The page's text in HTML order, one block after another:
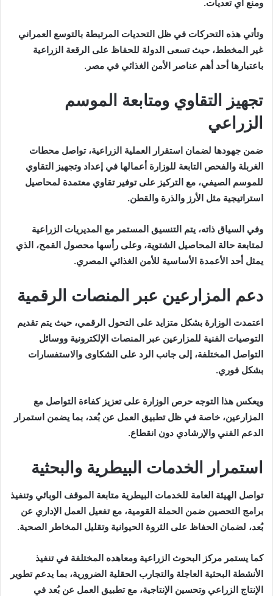
ومنع أي تعديات.
وتأتي هذه التحركات في ظل التحديات المرتبطة بالتوسع العمراني
غير المخطط، حيث تسعى الدولة للحفاظ على الرقعة الزراعية
باعتبارها أحد أهم عناصر الأمن الغذائي في مصر.
تجهيز التقاوي ومتابعة الموسم
الزراعي
ضمن جهودها لضمان استقرار العملية الزراعية، تواصل محطات
الغربلة والفحص التابعة للوزارة أعمالها في إعداد وتجهيز التقاوي
للموسم الصيفي، مع التركيز على توفير تقاوي معتمدة لمحاصيل
استراتيجية مثل الأرز والذرة والقطن.
وفي السياق ذاته، يتم التنسيق المستمر مع المديريات الزراعية
لمتابعة حالة المحاصيل الشتوية، وعلى رأسها محصول القمح، الذي
يمثل أحد الأعمدة الأساسية للأمن الغذائي المصري.
دعم المزارعين عبر المنصات الرقمية
اعتمدت الوزارة بشكل متزايد على التحول الرقمي، حيث يتم تقديم
التوصيات الفنية للمزارعين عبر المنصات الإلكترونية ووسائل
التواصل المختلفة، إلى جانب الرد على الشكاوى والاستفسارات
بشكل فوري.
ويعكس هذا التوجه حرص الوزارة على تعزيز كفاءة التواصل مع
المزارعين، خاصة في ظل تطبيق العمل عن بُعد، بما يضمن استمرار
الدعم الفني والإرشادي دون انقطاع.
استمرار الخدمات البيطرية والبحثية
تواصل الهيئة العامة للخدمات البيطرية متابعة الموقف الوبائي وتنفيذ
برامج التحصين ضمن الحملة القومية، مع تفعيل العمل الإداري عن
بُعد، لضمان الحفاظ على الثروة الحيوانية وتقليل المخاطر الصحية.
كما يستمر مركز البحوث الزراعية ومعاهده المختلفة في تنفيذ
الأنشطة البحثية العاجلة والتجارب الحقلية الضرورية، بما يدعم تطوير
الإنتاج الزراعي وتحسين الإنتاجية، مع تطبيق العمل عن بُعد في